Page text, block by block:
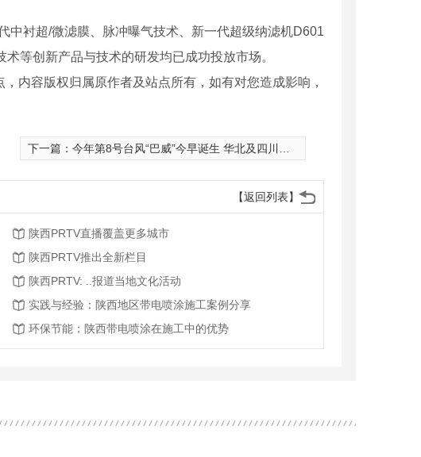
衬超/微滤膜、脉冲曝气技术、新一代超级纳滤机D601
等创新产品与技术的研发均已成功投放市场。
内容版权归属原作者及站点所有，如有对您造成影响，
下一篇： 今年第8号台风“巴威”今早诞生 华北及四川盆地新一轮降雨来临
【返回列表】
陕西PRTV直播覆盖更多城市
陕西PRTV推出全新栏目
陕西PRTV: ..报道当地文化活动
实践与经验：陕西地区带电喷涂施工案例分享
环保节能：陕西带电喷涂在施工中的优势